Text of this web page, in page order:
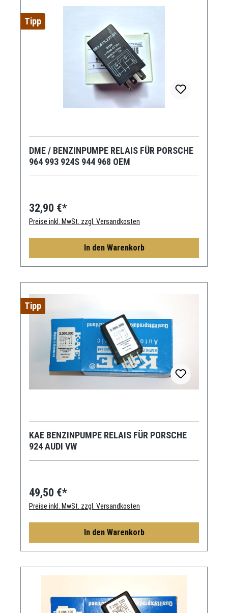
Tipp
DME / BENZINPUMPE RELAIS FÜR PORSCHE
964 993 924S 944 968 OEM
32,90 €*
Preise inkl. MwSt. zzgl. Versandkosten
In den Warenkorb
Tipp
KAE BENZINPUMPE RELAIS FÜR PORSCHE
924 AUDI VW
49,50 €*
Preise inkl. MwSt. zzgl. Versandkosten
In den Warenkorb